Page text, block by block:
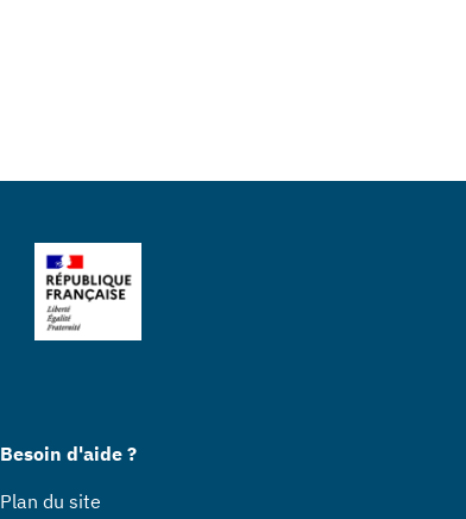
Besoin d'aide ?
Plan du site